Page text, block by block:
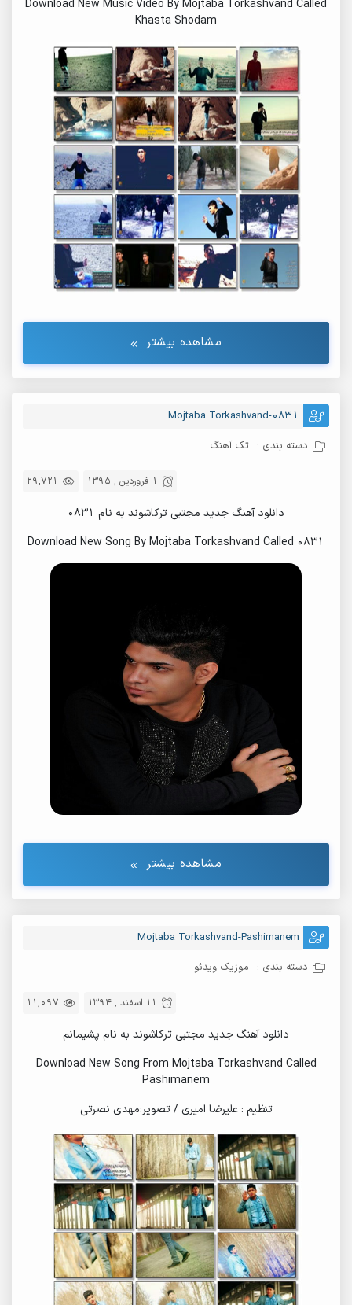
Download New Music Video By Mojtaba Torkashvand Called
Khasta Shodam
مشاهده بیشتر
Mojtaba Torkashvand-0831
دسته بندی : تک آهنگ
29,721 1 فروردین , 1395
دانلود آهنگ جدید مجتبی ترکاشوند به نام ۰۸۳۱
Download New Song By Mojtaba Torkashvand Called 0831
مشاهده بیشتر
Mojtaba Torkashvand-Pashimanem
دسته بندی : موزیک ویدئو
11,097 11 اسفند , 1394
دانلود آهنگ جدید مجتبی ترکاشوند به نام پشیمانم
Download New Song From Mojtaba Torkashvand Called
Pashimanem
تنظیم : علیرضا امیری / تصویر:مهدی نصرتی